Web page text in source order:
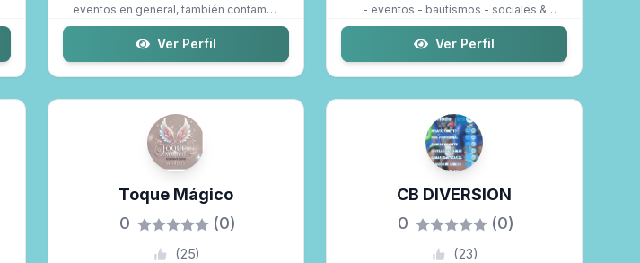
eventos en general, también contamos
con paquetes...
Ver Perfil
- eventos - bautismos - sociales &
Empre...
Ver Perfil
Toque Mágico
0
(0)
(25)
CB DIVERSION
0
(0)
(23)